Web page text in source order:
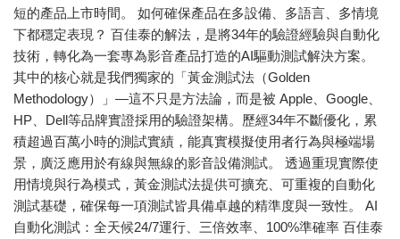
短的產品上市時間。 如何確保產品在多設備、多語言、多情境
下都穩定表現？ 百佳泰的解法，是將34年的驗證經驗與自動化
技術，轉化為一套專為影音產品打造的AI驅動測試解決方案。
其中的核心就是我們獨家的「黃金測試法（Golden
Methodology）」—這不只是方法論，而是被 Apple、Google、
HP、Dell等品牌實證採用的驗證架構。歷經34年不斷優化，累
積超過百萬小時的測試實績，能真實模擬使用者行為與極端場
景，廣泛應用於有線與無線的影音設備測試。 透過重現實際使
用情境與行為模式，黃金測試法提供可擴充、可重複的自動化
測試基礎，確保每一項測試皆具備卓越的精準度與一致性。 AI
自動化測試：全天候24/7運行、三倍效率、100%準確率 百佳泰